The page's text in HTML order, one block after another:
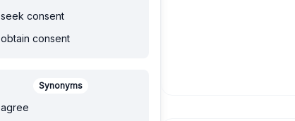
seek consent
obtain consent
Synonyms
agree